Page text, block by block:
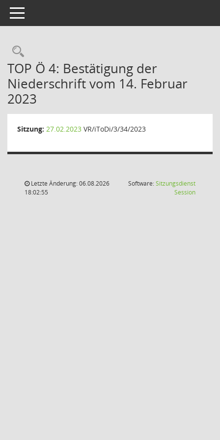
Toggle navigation
Rechercheauswahl
TOP Ö 4: Bestätigung der
Niederschrift vom 14. Februar
2023
Sitzung: 27.02.2023 VR/iToDi/3/34/2023
Letzte Änderung: 06.08.2026
18:02:55
Software:Sitzungsdienst
Session(Wird in